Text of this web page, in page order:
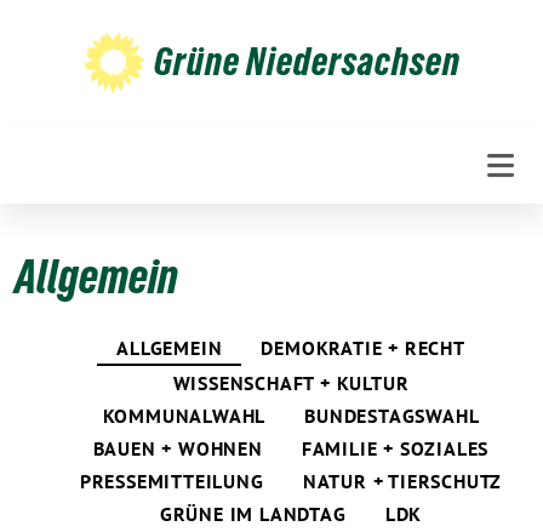
Grüne Niedersachsen
Allgemein
ALLGEMEIN
DEMOKRATIE + RECHT
WISSENSCHAFT + KULTUR
KOMMUNALWAHL
BUNDESTAGSWAHL
BAUEN + WOHNEN
FAMILIE + SOZIALES
PRESSEMITTEILUNG
NATUR + TIERSCHUTZ
GRÜNE IM LANDTAG
LDK